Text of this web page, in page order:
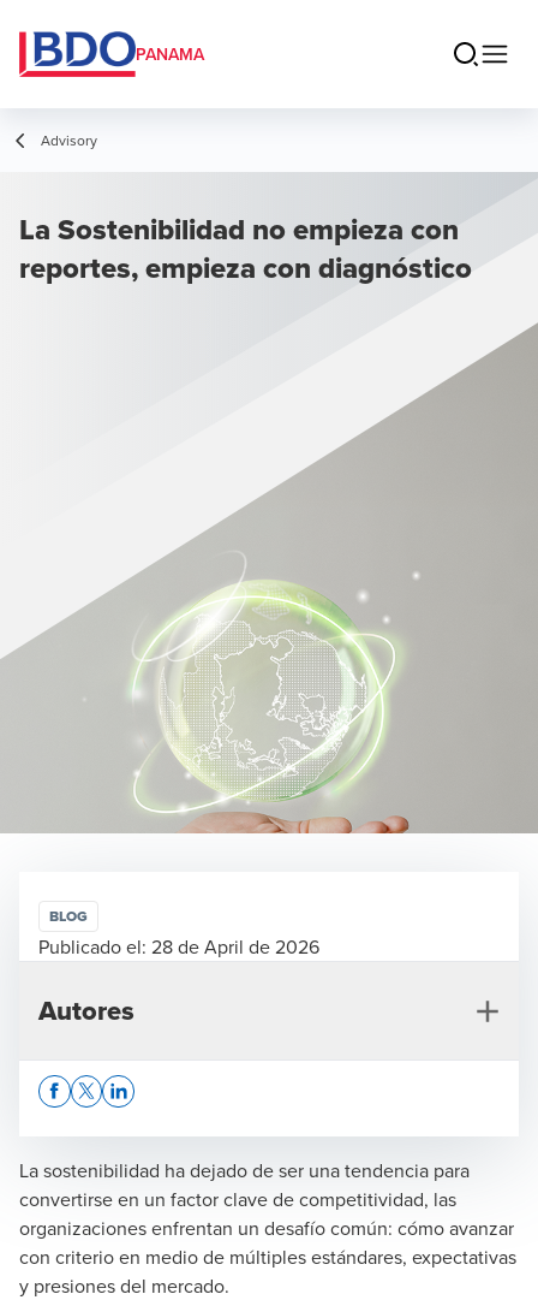
PANAMA
Advisory
La Sostenibilidad no empieza con
reportes, empieza con diagnóstico
La sostenibilidad ha dejado de ser una tendencia para
convertirse en un factor clave de competitividad, las
organizaciones enfrentan un desafío común: cómo avanzar
con criterio en medio de múltiples estándares, expectativas
y presiones del mercado.
BLOG
Publicado el: 28 de April de 2026
Autores
Arymar Navas
Senior de Advisory